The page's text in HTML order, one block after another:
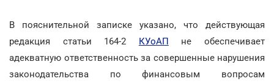
В пояснительной записке указано, что действующая
редакция статьи 164-2 КУоАП не обеспечивает
адекватную ответственность за совершенные нарушения
законодательства по финансовым вопросам